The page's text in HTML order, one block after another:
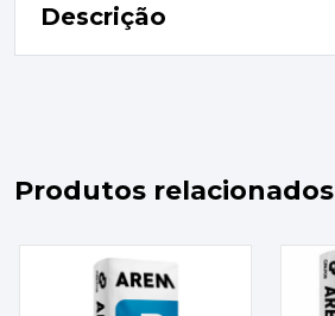
Descrição
Produtos relacionados